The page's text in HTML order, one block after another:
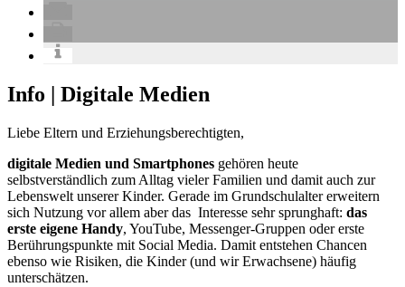
Info | Digitale Medien
Liebe Eltern und Erziehungsberechtigten,
digitale Medien und Smartphones gehören heute
selbstverständlich zum Alltag vieler Familien und damit auch zur
Lebenswelt unserer Kinder. Gerade im Grundschulalter erweitern
sich Nutzung vor allem aber das Interesse sehr sprunghaft: das
erste eigene Handy, YouTube, Messenger-Gruppen oder erste
Berührungspunkte mit Social Media. Damit entstehen Chancen
ebenso wie Risiken, die Kinder (und wir Erwachsene) häufig
unterschätzen.